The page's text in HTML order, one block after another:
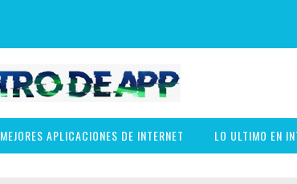
MEJORES APLICACIONES DE INTERNET LO ULTIMO EN